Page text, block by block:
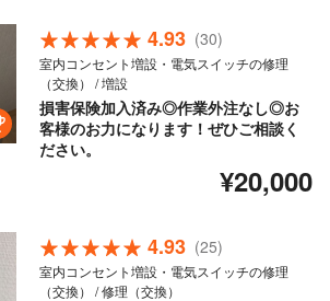
4.93 (30)
室内コンセント増設・電気スイッチの修理
（交換） / 増設
損害保険加入済み◎作業外注なし◎お
客様のお力になります！ぜひご相談く
ださい。
¥20,000
4.93 (25)
室内コンセント増設・電気スイッチの修理
（交換） / 修理（交換）